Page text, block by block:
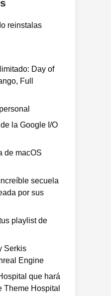
reinstalas
Day of
Full
la Google I/O
de macOS
secuela
por sus
playlist de
Serkis
Engine
que hará
Theme Hospital